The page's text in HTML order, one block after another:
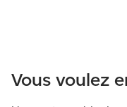
Vous voulez